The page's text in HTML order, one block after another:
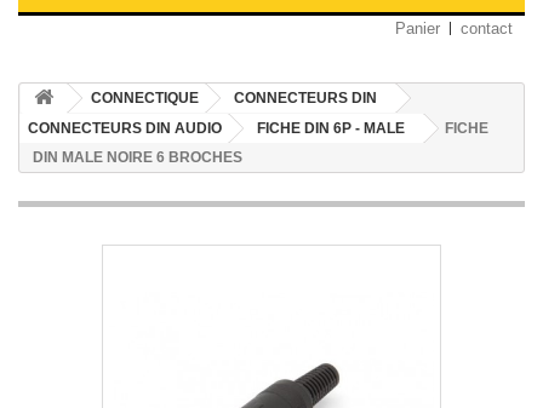
Panier contact
CONNECTIQUE
CONNECTEURS DIN
CONNECTEURS DIN AUDIO
FICHE DIN 6P - MALE
FICHE
DIN MALE NOIRE 6 BROCHES